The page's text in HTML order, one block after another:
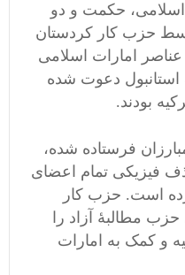
اسلامی، حکمت و دو
حزب کار کردستان
امارات اسلامی
استانبول دعوت شده
بودند.
فرستاده شده،
فیزیکی تمام اعضای
است. حزب کار
مطالبۀ آزاد را
و کمک به امارات